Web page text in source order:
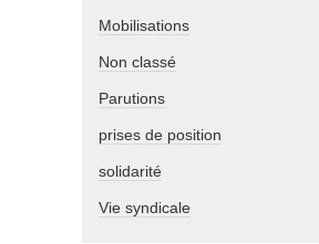
Mobilisations
Non classé
Parutions
prises de position
solidarité
Vie syndicale